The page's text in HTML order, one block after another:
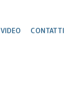
VIDEO CONTATTI